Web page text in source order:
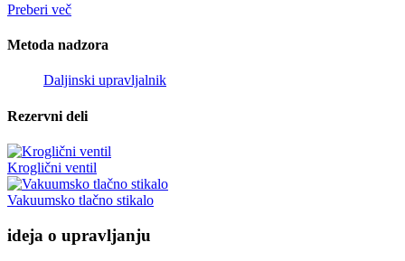
Preberi več
Metoda nadzora
Daljinski upravljalnik
Rezervni deli
Kroglični ventil
Vakuumsko tlačno stikalo
ideja o upravljanju